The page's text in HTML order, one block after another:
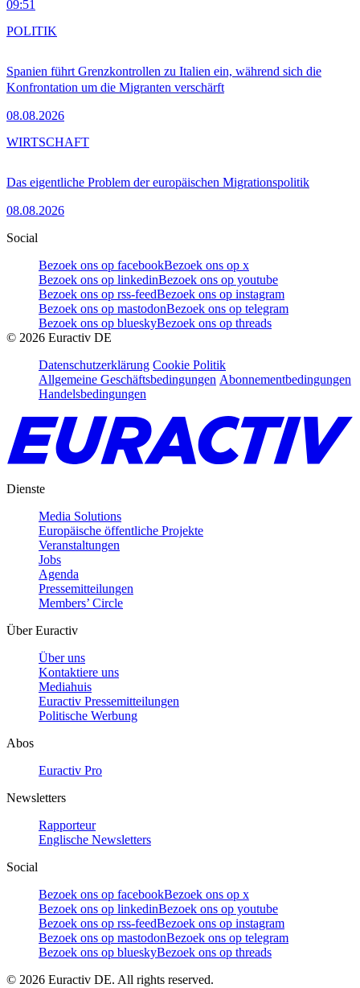
09:51
Spanien führt Grenzkontrollen zu Italien ein, während sich die
Konfrontation um die Migranten verschärft
08.08.2026
POLITIK
Das eigentliche Problem der europäischen Migrationspolitik
08.08.2026
WIRTSCHAFT
Social
Bezoek ons op facebookBezoek ons op x
Bezoek ons op linkedinBezoek ons op youtube
Bezoek ons op rss-feedBezoek ons op instagram
Bezoek ons op mastodonBezoek ons op telegram
Bezoek ons op blueskyBezoek ons op threads
© 2026 Euractiv DE
Datenschutzerklärung Cookie Politik
Allgemeine Geschäftsbedingungen Abonnementbedingungen
Handelsbedingungen
Dienste
Media Solutions
Europäische öffentliche Projekte
Veranstaltungen
Jobs
Agenda
Pressemitteilungen
Members’ Circle
Über Euractiv
Über uns
Kontaktiere uns
Mediahuis
Euractiv Pressemitteilungen
Politische Werbung
Abos
Euractiv Pro
Newsletters
Rapporteur
Englische Newsletters
Social
Bezoek ons op facebookBezoek ons op x
Bezoek ons op linkedinBezoek ons op youtube
Bezoek ons op rss-feedBezoek ons op instagram
Bezoek ons op mastodonBezoek ons op telegram
Bezoek ons op blueskyBezoek ons op threads
© 2026 Euractiv DE. All rights reserved.